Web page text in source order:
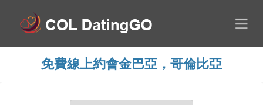
免費線上約會金巴亞，哥倫比亞